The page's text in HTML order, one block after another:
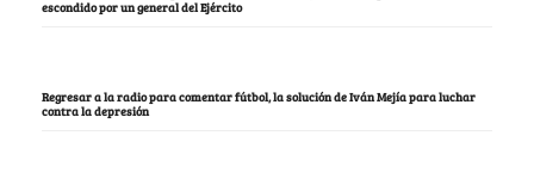
escondido por un general del Ejército
Regresar a la radio para comentar fútbol, la solución de Iván Mejía para luchar
contra la depresión